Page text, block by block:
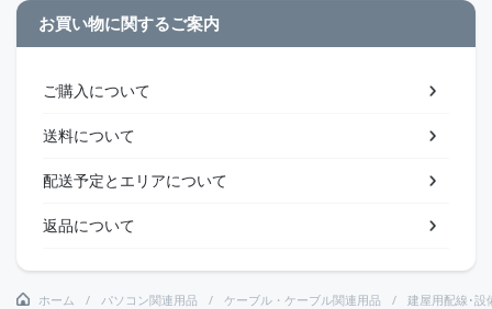
お買い物に関するご案内
ご購入について
送料について
配送予定とエリアについて
返品について
ホーム パソコン関連用品 ケーブル・ケーブル関連用品 建屋用配線･設